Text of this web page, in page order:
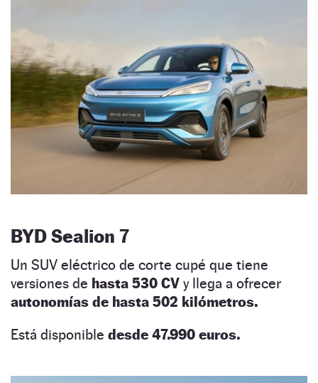
BYD Sealion 7
Un SUV eléctrico de corte cupé que tiene
versiones de hasta 530 CV y llega a ofrecer
autonomías de hasta 502 kilómetros.
Está disponible desde 47.990 euros.